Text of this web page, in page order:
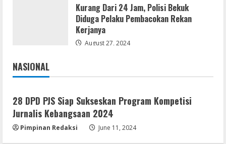
Resettools
Vpn One Click Cracked x86-x64 [no
Virus]
5
Resettools
Cracked x86-x64 [no Virus]
August 8, 2026
Kurang Dari 24 Jam, Polisi Bekuk
Diduga Pelaku Pembacokan Rekan
Kerjanya
August 27, 2024
NASIONAL
Jakarta
28 DPD PJS Siap Sukseskan Program Kompetisi
Jurnalis Kebangsaan 2024
Pimpinan Redaksi June 11, 2024